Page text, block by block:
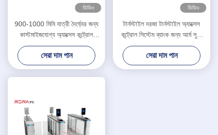
ভিডিও
900-1000 মিমি যাত্রী দৈর্ঘ্যের জন্য
কাস্টমাইজযোগ্য অ্যাক্সেস কন্ট্রোল
টার্নস্টাইল গেট
সেরা দাম পান
ভিডিও
টার্নস্টাইল দরজা টার্নস্টাইল অ্যাক্সেস
কন্ট্রোল সিস্টেম ব্যাংক জন্য আর্ম সুইং
বাধা গেট
সেরা দাম পান